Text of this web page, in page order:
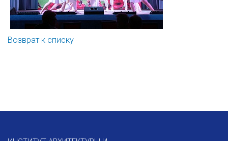
Возврат к списку